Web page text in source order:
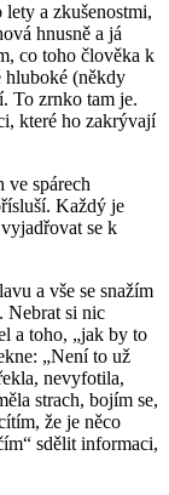
a zkušenostmi,
hnusně a já
co toho člověka k
hluboké (někdy
To zrnko tam je.
které ho zakrývají
ve spárech
Každý je
se k
a vše se snažím
Nebrat si nic
a toho, „jak by to
„Není to už
nevyfotila,
strach, bojím se,
že je něco
sdělit informaci,